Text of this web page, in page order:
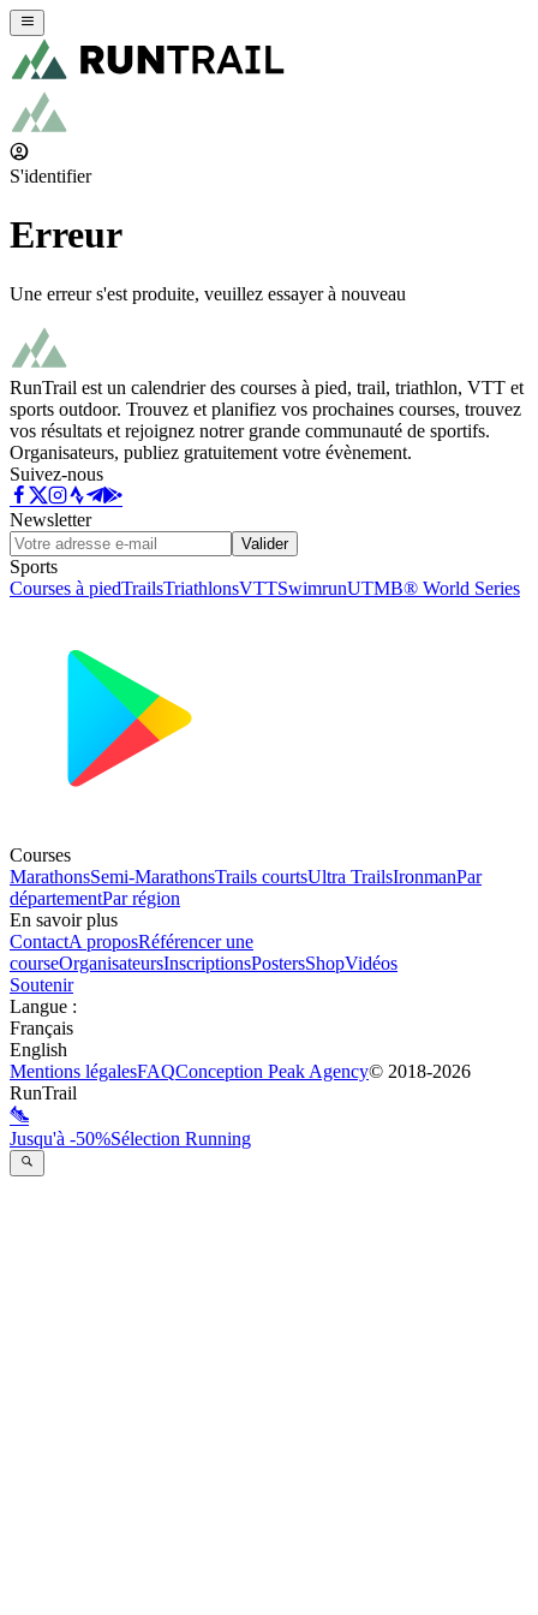
S'identifier
Erreur
Une erreur s'est produite, veuillez essayer à nouveau
RunTrail est un calendrier des courses à pied, trail, triathlon, VTT et
sports outdoor. Trouvez et planifiez vos prochaines courses, trouvez
vos résultats et rejoignez notrer grande communauté de sportifs.
Organisateurs, publiez gratuitement votre évènement.
Suivez-nous
Newsletter
Valider
Sports
Courses à piedTrailsTriathlonsVTTSwimrunUTMB® World Series
Courses
MarathonsSemi-MarathonsTrails courtsUltra TrailsIronmanPar
départementPar région
En savoir plus
ContactA proposRéférencer une
courseOrganisateursInscriptionsPostersShopVidéos
Soutenir
Langue :
Français
English
Mentions légalesFAQConception Peak Agency© 2018-2026
RunTrail
Jusqu'à -50%Sélection Running